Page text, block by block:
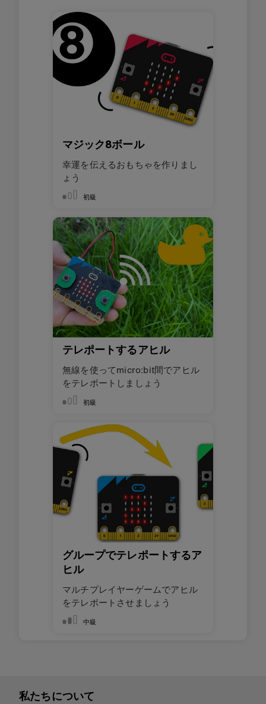
マジック8ボール
幸運を伝えるおもちゃを作りまし
ょう
初級
テレポートするアヒル
無線を使ってmicro:bit間でアヒル
をテレポートしましょう
初級
グループでテレポートするア
ヒル
マルチプレイヤーゲームでアヒル
をテレポートさせましょう
中級
私たちについて